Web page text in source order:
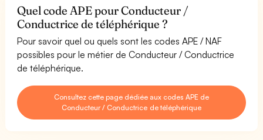
Quel code APE pour Conducteur /
Conductrice de téléphérique ?
Pour savoir quel ou quels sont les codes APE / NAF
possibles pour le métier de Conducteur / Conductrice
de téléphérique.
Consultez cette page dédiée aux codes APE de
Conducteur / Conductrice de téléphérique